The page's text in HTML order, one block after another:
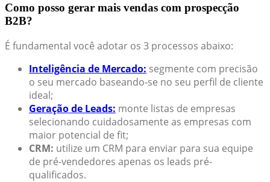
Como posso gerar mais vendas com prospecção
B2B?
É fundamental você adotar os 3 processos abaixo:
Inteligência de Mercado: segmente com precisão
o seu mercado baseando-se no seu perfil de cliente
ideal;
Geração de Leads: monte listas de empresas
selecionando cuidadosamente as empresas com
maior potencial de fit;
CRM: utilize um CRM para enviar para sua equipe
de pré-vendedores apenas os leads pré-
qualificados.